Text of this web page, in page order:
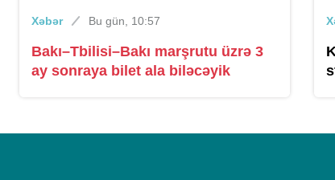
Xəbər Bu gün, 10:57
Bakı–Tbilisi–Bakı marşrutu üzrə 3
ay sonraya bilet ala biləcəyik